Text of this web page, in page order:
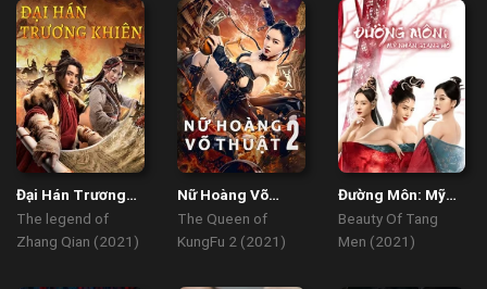
Đại Hán Trương
Khiên
The legend of
Zhang Qian (2021)
Nữ Hoàng Võ
Thuật 2
The Queen of
KungFu 2 (2021)
Đường Môn: Mỹ
Nhân Giang Hồ
Beauty Of Tang
Men (2021)